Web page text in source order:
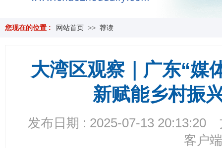
您现在的位置 : 网站首页 >> 荐读
大湾区观察｜广东“媒
新赋能乡村振
发布日期 : 2025-07-13 20:13:20
客户端